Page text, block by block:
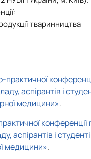
медицини …
тваринництва
практичної
аспірантів і
медицини».
конференції
аспірантів і
медицини».